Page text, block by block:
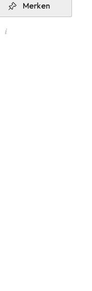
Merken
i